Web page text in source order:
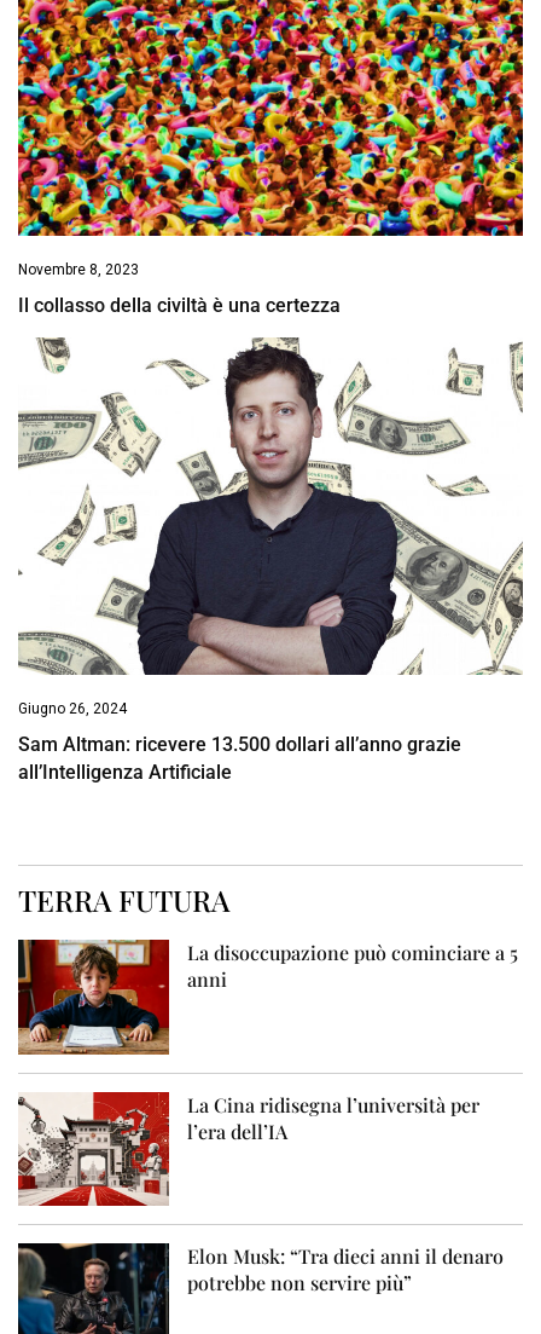
Novembre 8, 2023
Il collasso della civiltà è una certezza
Giugno 26, 2024
Sam Altman: ricevere 13.500 dollari all’anno grazie
all’Intelligenza Artificiale
TERRA FUTURA
La disoccupazione può cominciare a 5
anni
La Cina ridisegna l’università per
l’era dell’IA
Elon Musk: “Tra dieci anni il denaro
potrebbe non servire più”